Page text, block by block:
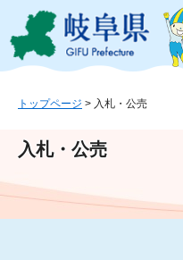
ジ
ュ
文
この
トップページ > 入札・公売
入札・公売